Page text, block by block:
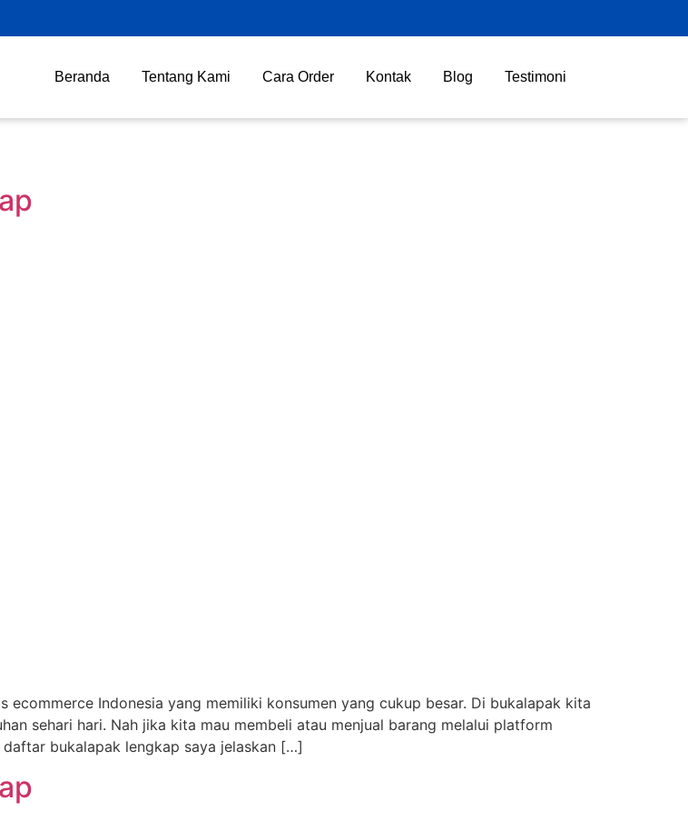
Beranda Tentang Kami Cara Order Kontak Blog Testimoni
Indonesia yang memiliki konsumen yang cukup besar. Di bukalapak kita
sehari hari. Nah jika kita mau membeli atau menjual barang melalui platform
bukalapak lengkap saya jelaskan […]